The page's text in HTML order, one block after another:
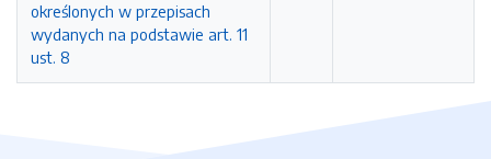
określonych w przepisach
wydanych na podstawie art. 11
ust. 8